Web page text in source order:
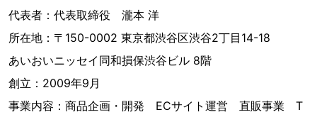
代表者：代表取締役 瀧本 洋
所在地：〒150-0002 東京都渋谷区渋谷2丁目14-18
あいおいニッセイ同和損保渋谷ビル 8階
創立：2009年9月
事業内容：商品企画・開発 ECサイト運営 直販事業 T